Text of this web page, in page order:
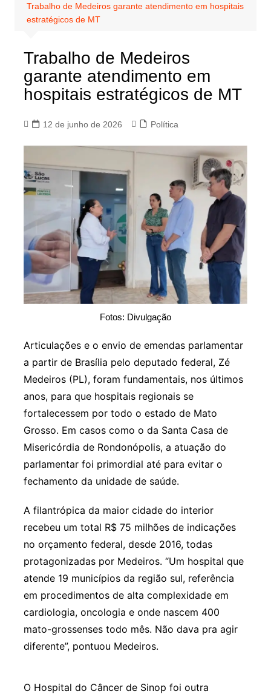
Trabalho de Medeiros garante atendimento em hospitais
estratégicos de MT
Trabalho de Medeiros
garante atendimento em
hospitais estratégicos de MT
12 de junho de 2026 Política
Fotos: Divulgação
Articulações e o envio de emendas parlamentar
a partir de Brasília pelo deputado federal, Zé
Medeiros (PL), foram fundamentais, nos últimos
anos, para que hospitais regionais se
fortalecessem por todo o estado de Mato
Grosso. Em casos como o da Santa Casa de
Misericórdia de Rondonópolis, a atuação do
parlamentar foi primordial até para evitar o
fechamento da unidade de saúde.
A filantrópica da maior cidade do interior
recebeu um total R$ 75 milhões de indicações
no orçamento federal, desde 2016, todas
protagonizadas por Medeiros. “Um hospital que
atende 19 municípios da região sul, referência
em procedimentos de alta complexidade em
cardiologia, oncologia e onde nascem 400
mato-grossenses todo mês. Não dava pra agir
diferente”, pontuou Medeiros.
O Hospital do Câncer de Sinop foi outra